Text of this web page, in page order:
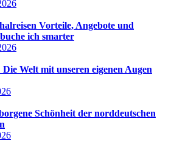
Vorteile, Angebote und
ich smarter
Welt mit unseren eigenen Augen
Schönheit der norddeutschen